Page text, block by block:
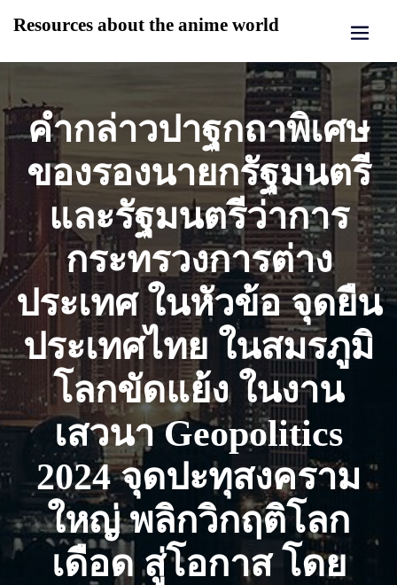
Resources about the anime world
คำกล่าวปาฐกถาพิเศษ
ของรองนายกรัฐมนตรี
และรัฐมนตรีว่าการ
กระทรวงการต่าง
ประเทศ ในหัวข้อ จุดยืน
ประเทศไทย ในสมรภูมิ
โลกขัดแย้ง ในงาน
เสวนา Geopolitics
2024 จุดปะทุสงคราม
ใหญ่ พลิกวิกฤติโลก
เดือด สู่โอกาส โดย